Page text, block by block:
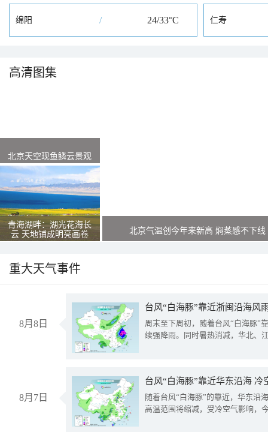
12月
绵阳 / 24/33°C 仁寿
高清图集
北京天空现鱼鳞云景观
青海湖畔：湖光花海长
云 天地铺成明亮画卷
北京气温创今年来新高 焖蒸感不下线
重大天气事件
8月8日
台风“白海豚”靠近浙闽沿海风
周末至下周初，随着台风“白海豚”
续强降雨。同时暑热消减，华北、
8月7日
台风“白海豚”靠近华东沿海
随着台风“白海豚”的靠近，华东沿
高温范围将缩减，受冷空气影响，